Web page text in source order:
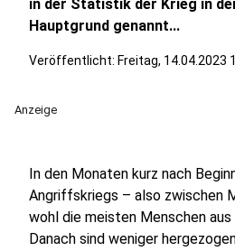
in der Statistik der Krieg in
Hauptgrund genannt...
Veröffentlicht: Freitag, 14.04.2023
Anzeige
In den Monaten kurz nach
Angriffskriegs – also zwischen
wohl die meisten Menschen aus
Danach sind weniger